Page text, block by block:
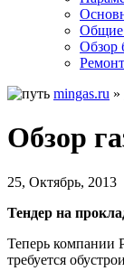
Общие
Обзор
mingas.ru »
Обзор
25, Октябрь, 2013
Тендер на
Теперь компании
требуется